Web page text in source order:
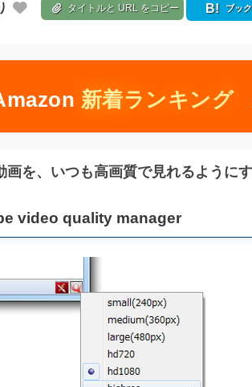
タイトルと URL をコピー ブッ
新着ランキング
画を、いつも高画質で見れるように
video quality manager